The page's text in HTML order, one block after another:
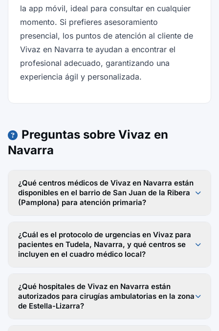
la app móvil, ideal para consultar en cualquier
momento. Si prefieres asesoramiento
presencial, los puntos de atención al cliente de
Vivaz en Navarra te ayudan a encontrar el
profesional adecuado, garantizando una
experiencia ágil y personalizada.
Preguntas sobre Vivaz en
Navarra
¿Qué centros médicos de Vivaz en Navarra están
disponibles en el barrio de San Juan de la Ribera
(Pamplona) para atención primaria?
¿Cuál es el protocolo de urgencias en Vivaz para
pacientes en Tudela, Navarra, y qué centros se
incluyen en el cuadro médico local?
¿Qué hospitales de Vivaz en Navarra están
autorizados para cirugías ambulatorias en la zona
de Estella-Lizarra?